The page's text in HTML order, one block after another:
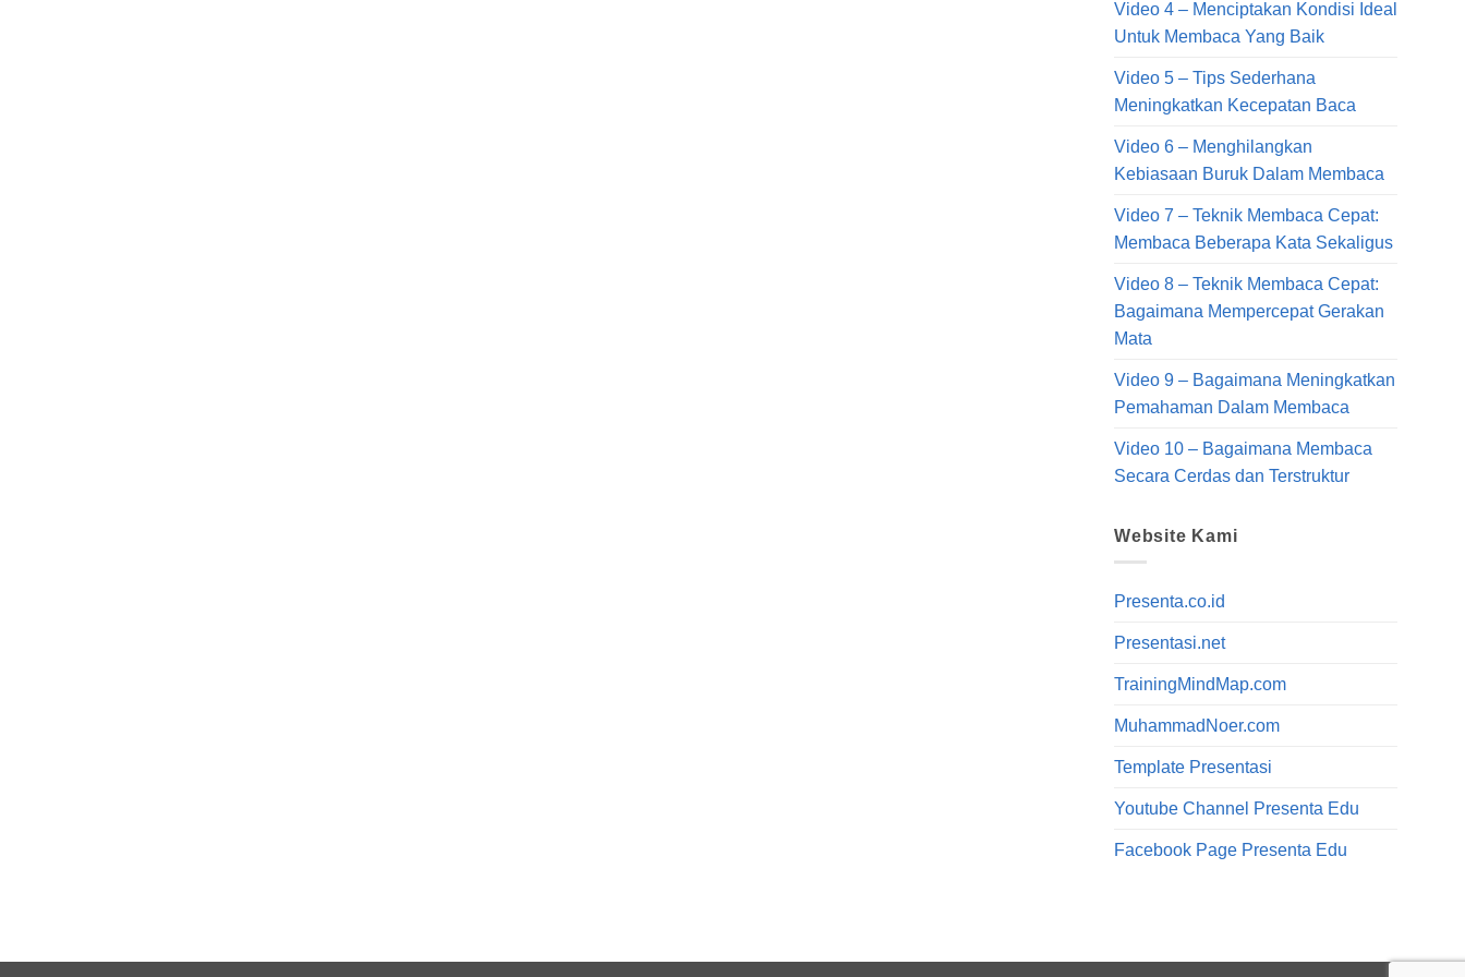
Video 4 – Menciptakan Kondisi Ideal
Untuk Membaca Yang Baik
Video 5 – Tips Sederhana
Meningkatkan Kecepatan Baca
Video 6 – Menghilangkan
Kebiasaan Buruk Dalam Membaca
Video 7 – Teknik Membaca Cepat:
Membaca Beberapa Kata Sekaligus
Video 8 – Teknik Membaca Cepat:
Bagaimana Mempercepat Gerakan
Mata
Video 9 – Bagaimana Meningkatkan
Pemahaman Dalam Membaca
Video 10 – Bagaimana Membaca
Secara Cerdas dan Terstruktur
Website Kami
Presenta.co.id
Presentasi.net
TrainingMindMap.com
MuhammadNoer.com
Template Presentasi
Youtube Channel Presenta Edu
Facebook Page Presenta Edu